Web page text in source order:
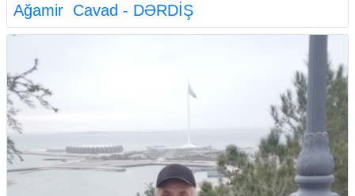
Ağamir Cavad - DƏRDİŞ